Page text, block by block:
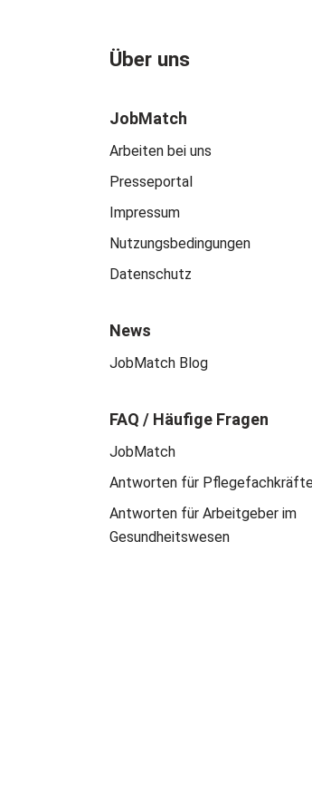
Über uns
JobMatch
Arbeiten bei uns
Presseportal
Impressum
Nutzungsbedingungen
Datenschutz
News
JobMatch Blog
FAQ / Häufige Fragen
JobMatch
Antworten für
Antworten für Arbeitgeber im
Gesundheitswesen